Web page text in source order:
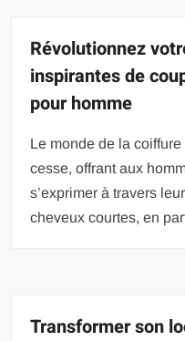
Révolutionnez
inspirantes de
pour homme
Le monde de la
cesse, offrant aux
s’exprimer à travers
cheveux courtes, en
Transformer son